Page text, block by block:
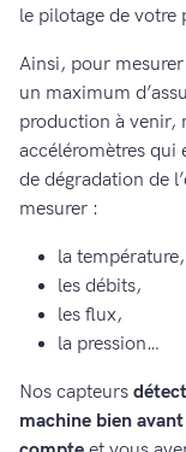
le pilotage de votre
Ainsi, pour mesurer
un maximum
production à venir,
accéléromètres qui
de dégradation de
mesurer :
la température,
les débits,
les flux,
la pression…
Nos capteurs
machine bien